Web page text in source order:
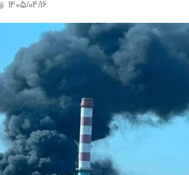
1405/04/16